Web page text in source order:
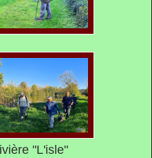
"L'isle"